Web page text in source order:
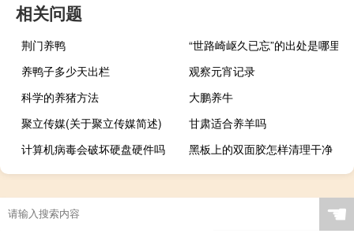
相关问题
荆门养鸭
“世路崎岖久已忘”的出处是哪里
养鸭子多少天出栏
观察元宵记录
科学的养猪方法
大鹏养牛
聚立传媒(关于聚立传媒简述)
甘肃适合养羊吗
计算机病毒会破坏硬盘硬件吗
黑板上的双面胶怎样清理干净
☚